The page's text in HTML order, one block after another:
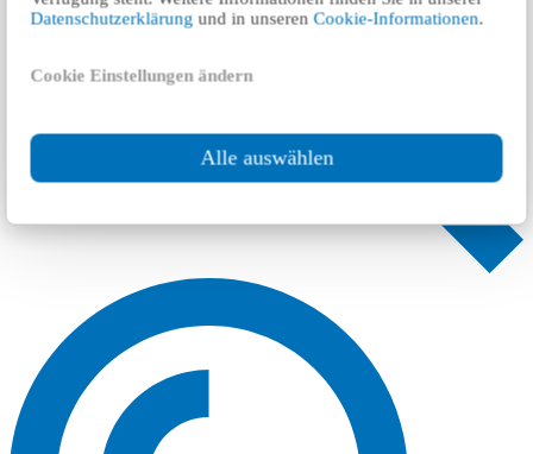
Datenschutzerklärung und in unserenCookie-Informationen.
Cookie Einstellungen ändern
Alle auswählen